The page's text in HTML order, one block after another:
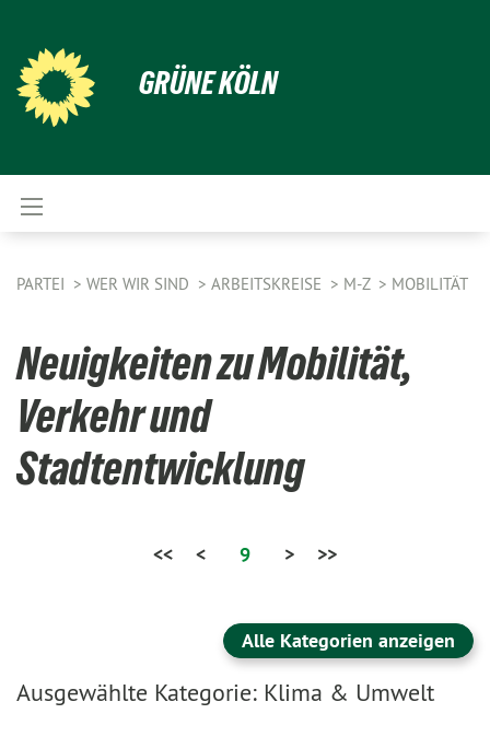
GRÜNE KÖLN
PARTEI WER WIR SIND ARBEITSKREISE M-Z MOBILITÄT
Neuigkeiten zu Mobilität,
Verkehr und
Stadtentwicklung
<< < 9 > >>
Alle Kategorien anzeigen
Ausgewählte Kategorie: Klima & Umwelt